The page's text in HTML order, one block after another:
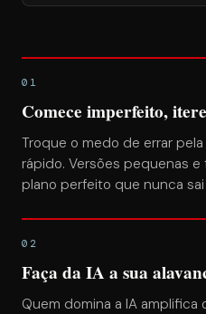
01
Comece imperfeito,
Troque o medo de errar
rápido. Versões pequenas
plano perfeito que nunca
02
Faça da IA a sua
Quem domina a IA amplifica